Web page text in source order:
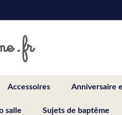
Accessoires Anniversaire
salle Sujets de baptême